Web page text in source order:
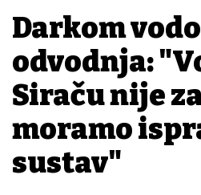
Darkom
odvodnja:
Siraču nije
moramo
sustav"